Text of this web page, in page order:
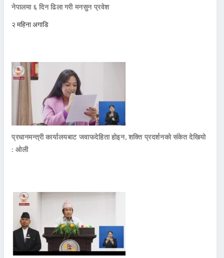
नेपालमा ६ दिन ढिला गरी मनसुन प्रवेश
२ महिना अगाडि
प्रधानमन्त्री कार्यालयबाट जवाफदेहिता होइन, शक्ति प्रदर्शनको संकेत देखियो
: ओली